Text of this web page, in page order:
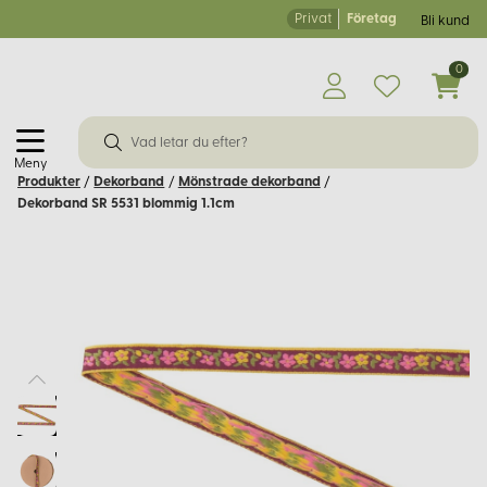
Privat Företag Bli kund
Meny
0
Produkter / Dekorband / Mönstrade dekorband /
Dekorband SR 5531 blommig 1.1cm